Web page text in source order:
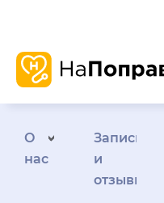
О
нас
Запись
и
отзывы